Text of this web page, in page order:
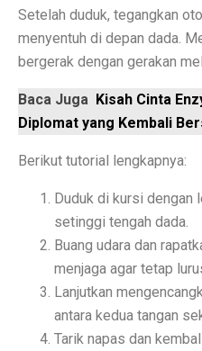
Perbandingan
Revolusi Data:
MDRN dan
Workshop
Vivo Y03t vs
Perbandingan
7 HP Flagship
Air Minum Biru:
Gaming Lancar
Setelah duduk, tegangkan
menyentuh di depan dada.
bergerak dengan gerakan
Baca Juga Kisah Cinta
Diplomat yang Kembali
Berikut tutorial lengkapnya:
Duduk di kursi dengan
setinggi tengah dada.
Buang udara dan
menjaga agar tetap
Lanjutkan
antara kedua tangan
Tarik napas dan